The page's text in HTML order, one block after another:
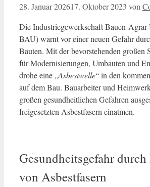
28. Januar 202617. Oktober 2023 von
Die Industriegewerkschaft Bauen-
BAU) warnt vor einer neuen Gefahr
Bauten. Mit der bevorstehenden großen
für Modernisierungen, Umbauten und
drohe eine „Asbestwelle“ in den
auf dem Bau. Bauarbeiter und
großen gesundheitlichen Gefahren
freigesetzten Asbestfasern einatmen.
Gesundheitsgefahr
von Asbestfasern